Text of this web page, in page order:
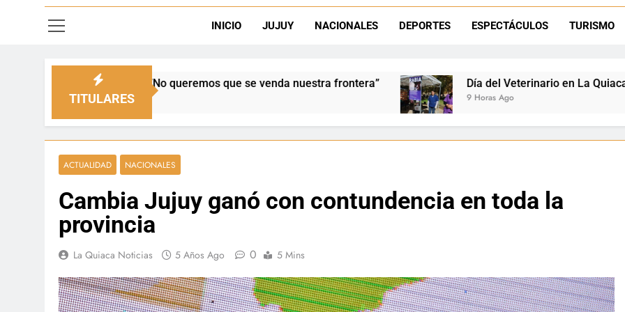
INICIO JUJUY NACIONALES DEPORTES ESPECTÁCULOS TURISMO
TITULARES
“No queremos que se venda nuestra frontera” Día del Veterinario en La Quiaca: Zoonosis llevó
ACTUALIDAD NACIONALES
Cambia Jujuy ganó con contundencia en toda la
provincia
La Quiaca Noticias 5 Años Ago 0 5 Mins